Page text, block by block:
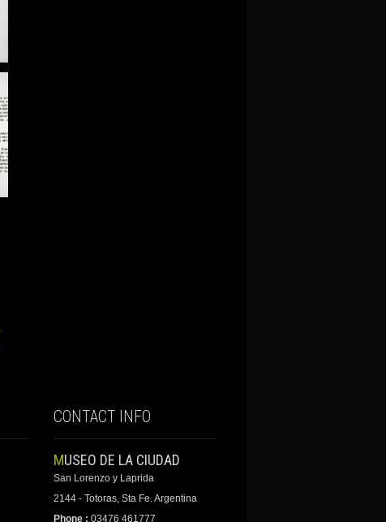
CONTACT INFO
MUSEO DE LA CIUDAD
San Lorenzo y Laprida
2144 - Totoras, Sta Fe. Argentina
Phone : 03476 461777